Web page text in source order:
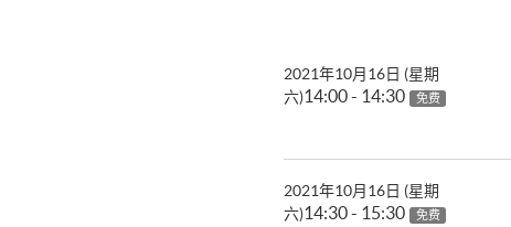
2021年10月16日 (星期
六)14:00 - 14:30 免费
2021年10月16日 (星期
六)14:30 - 15:30 免费